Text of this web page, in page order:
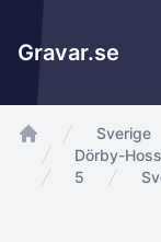
Gravar.se
app.Start
Sverige
Dörby-
5